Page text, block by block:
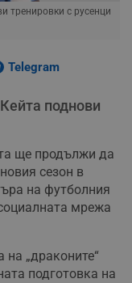
тренировки с русенци
Telegram
поднови
ще продължи да
сезон в
на футболния
мрежа
на „драконите“
подготовка на